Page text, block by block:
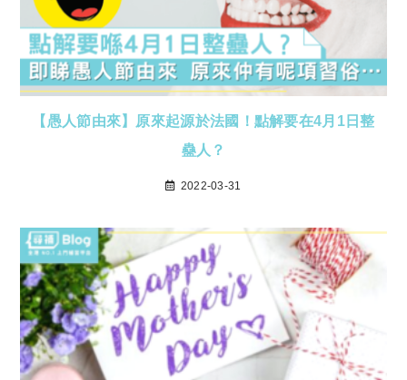
【愚人節由來】原來起源於法國！點解要在4月1日整
蠱人？
2022-03-31